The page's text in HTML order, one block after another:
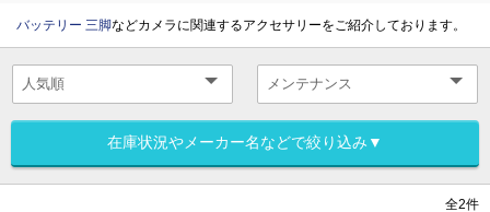
バッテリー 三脚などカメラに関連するアクセサリーをご紹介しております。
在庫状況やメーカー名などで絞り込み▼
全2件